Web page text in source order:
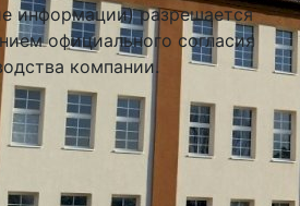
информации) разрешается
официального согласия
компании.